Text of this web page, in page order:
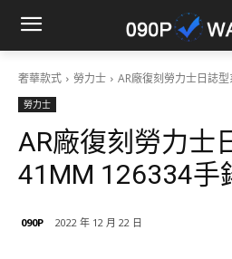
奢華款式 勞力士 AR廠復刻勞力士日誌
勞力士
AR廠復刻勞力士
41MM 126334手
090P 2022 年 12 月 22 日